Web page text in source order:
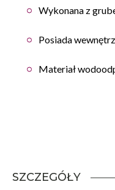
Wykonana z
Posiada
Materiał
SZCZEGÓŁY